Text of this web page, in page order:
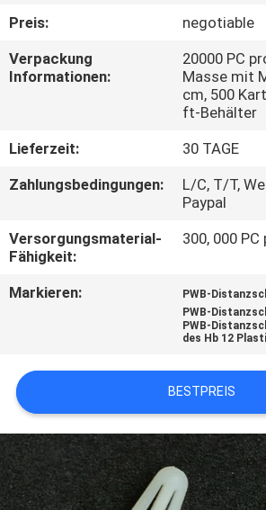
POLICY
Preis:
negotiable
Verpackung
Informationen:
20000 PC
Masse mit
cm, 500
ft-Behälter
Lieferzeit:
30 TAGE
Zahlungsbedingungen:
L/C, T/T,
Paypal
Versorgungsmaterial-
Fähigkeit:
300, 000
Markieren: PWB-
PWB-
PWB-
des Hb 12
BESTPREIS